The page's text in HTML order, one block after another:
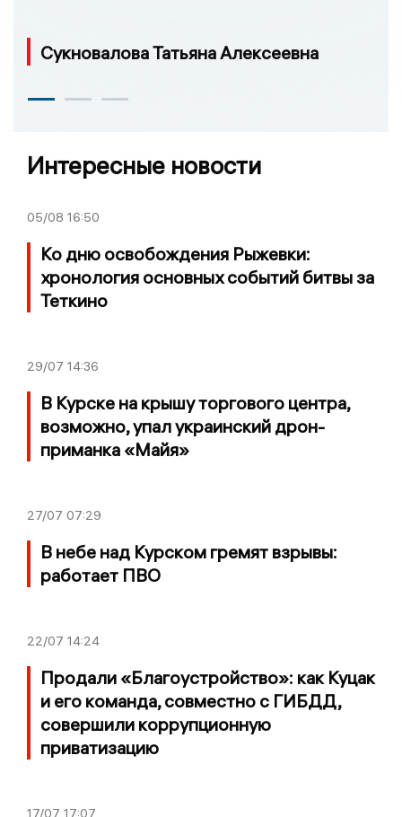
Сукновалова Татьяна Алексеевна
Интересные новости
05/08 16:50
Ко дню освобождения Рыжевки:
хронология основных событий битвы за
Теткино
29/07 14:36
В Курске на крышу торгового центра,
возможно, упал украинский дрон-
приманка «Майя»
27/07 07:29
В небе над Курском гремят взрывы:
работает ПВО
22/07 14:24
Продали «Благоустройство»: как Куцак
и его команда, совместно с ГИБДД,
совершили коррупционную
приватизацию
17/07 17:07